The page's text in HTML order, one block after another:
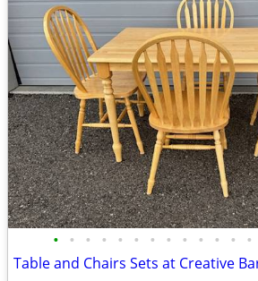
• • • • • • • • • • • • •
Table and Chairs Sets at Creative